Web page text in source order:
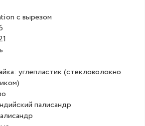
с вырезом
углепластик (стекловолокно
палисандр